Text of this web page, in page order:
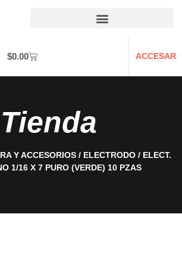
$0.00 ACCESAR
Tienda
Y ACCESORIOS / ELECTRODO / ELECT.
1/16 X 7 PURO (VERDE) 10 PZAS